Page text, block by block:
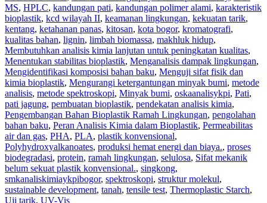
MS, HPLC, kandungan pati, kandungan polimer alami, karakteristik
bioplastik, kcd wilayah II, keamanan lingkungan, kekuatan tarik,
kentang, ketahanan panas, kitosan, kota bogor, kromatografi,
kualitas bahan, lignin, limbah biomassa, makhluk hidup,
Membutuhkan analisis kimia lanjutan untuk peningkatan kualitas,
Menentukan stabilitas bioplastik, Menganalisis dampak lingkungan,
Mengidentifikasi komposisi bahan baku, Menguji sifat fisik dan
kimia bioplastik, Mengurangi ketergantungan minyak bumi, metode
analisis, metode spektroskopi, Minyak bumi, oskaanalisykpi, Pati,
pati jagung, pembuatan bioplastik, pendekatan analisis kimia,
Pengembangan Bahan Bioplastik Ramah Lingkungan, pengolahan
bahan baku, Peran Analisis Kimia dalam Bioplastik, Permeabilitas
air dan gas, PHA, PLA, plastik konvensional,
Polyhydroxyalkanoates, produksi hemat energi dan biaya., proses
biodegradasi, protein, ramah lingkungan, selulosa, Sifat mekanik
belum sekuat plastik konvensional., singkong,
smkanaliskimiaykpibogor, spektroskopi, struktur molekul,
sustainable development, tanah, tensile test, Thermoplastic Starch,
Uji tarik, UV-Vis